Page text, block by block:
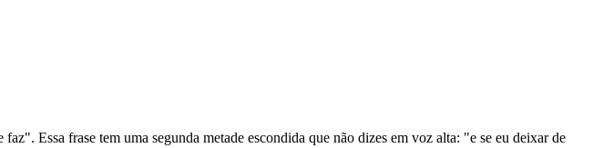
Essa frase tem uma segunda metade escondida que não dizes em voz alta: "e se eu deixar de